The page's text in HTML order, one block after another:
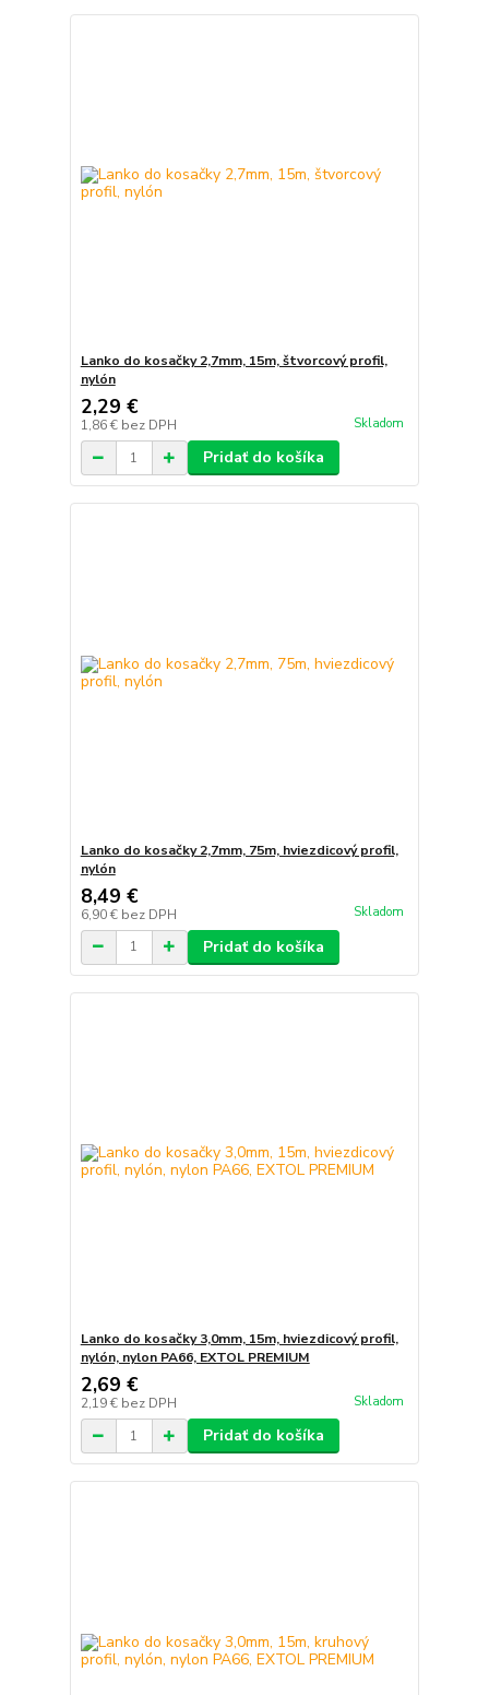
Lanko do kosačky 2,7mm, 15m, štvorcový profil,
nylón
2,29 €
1,86 € bez DPH Skladom
Pridať do košíka
Lanko do kosačky 2,7mm, 75m, hviezdicový profil,
nylón
8,49 €
6,90 € bez DPH Skladom
Pridať do košíka
Lanko do kosačky 3,0mm, 15m, hviezdicový profil,
nylón, nylon PA66, EXTOL PREMIUM
2,69 €
2,19 € bez DPH Skladom
Pridať do košíka